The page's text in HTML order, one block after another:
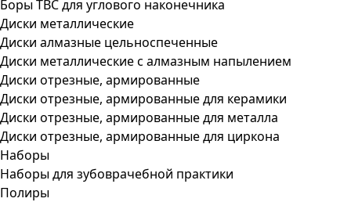
Боры ТВС для углового наконечника
Диски металлические
Диски алмазные цельноспеченные
Диски металлические с алмазным напылением
Диски отрезные, армированные
Диски отрезные, армированные для керамики
Диски отрезные, армированные для металла
Диски отрезные, армированные для циркона
Наборы
Наборы для зубоврачебной практики
Полиры